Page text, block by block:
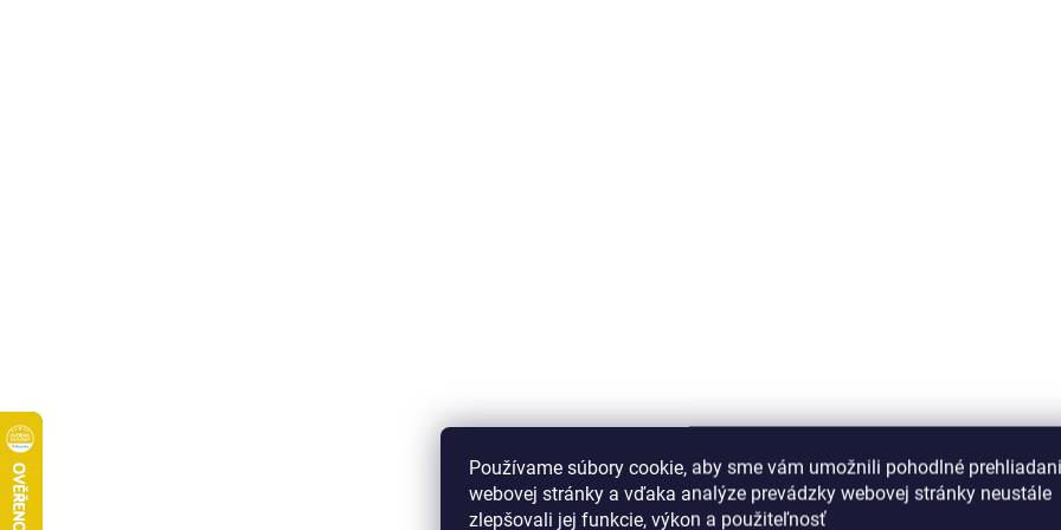
Používame súbory cookie, aby sme vám umožnili pohodlné
webovej stránky a vďaka analýze prevádzky webovej stránky neustále
zlepšovali jej funkcie, výkon a použiteľnosť